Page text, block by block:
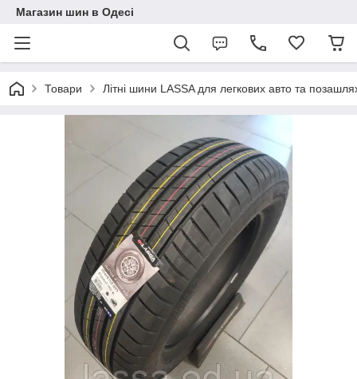
Магазин шин в Одесі
Товари Літні шини LASSA для легкових авто та